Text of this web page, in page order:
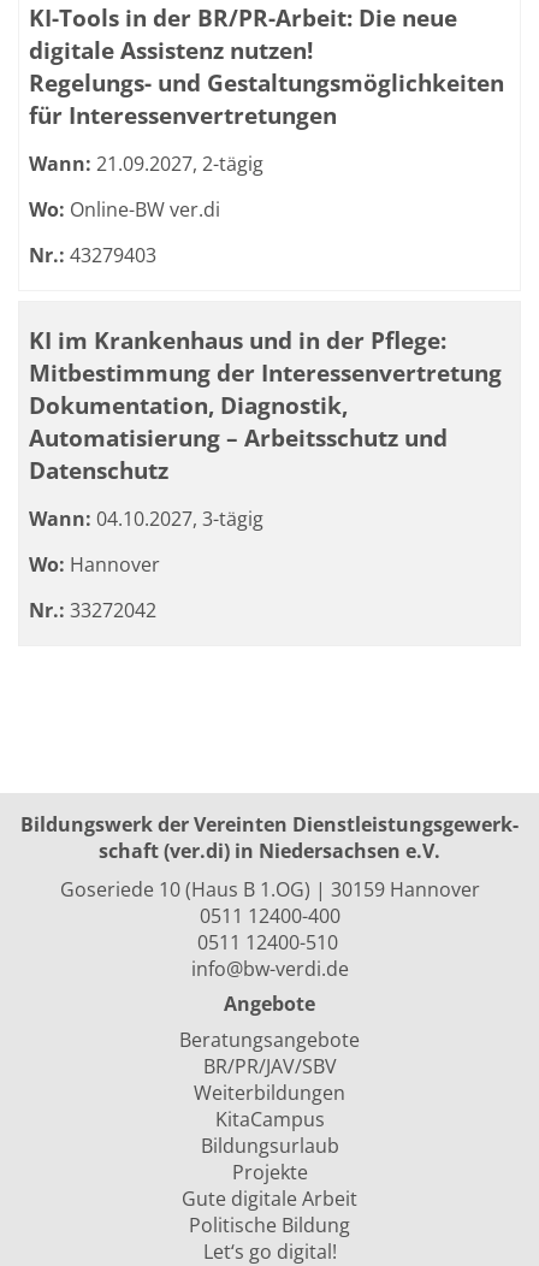
KI-Tools in der BR/PR-Arbeit: Die neue
digitale Assistenz nutzen!
Regelungs- und Gestaltungsmöglichkeiten
für Interessenvertretungen
Wann: 21.09.2027, 2-tägig
Wo: Online-BW ver.di
Nr.: 43279403
KI im Krankenhaus und in der Pflege:
Mitbestimmung der Interessenvertretung
Dokumentation, Diagnostik,
Automatisierung – Arbeitsschutz und
Datenschutz
Wann: 04.10.2027, 3-tägig
Wo: Hannover
Nr.: 33272042
Bildungswerk der Vereinten Dienst­leis­tungs­ge­werk­
schaft (ver.di) in Niedersachsen e.V.
Goseriede 10 (Haus B 1.OG) | 30159 Hannover
0511 12400-400
0511 12400-510
info@bw-verdi.de
Angebote
Beratungsangebote
BR/PR/JAV/SBV
Weiterbildungen
KitaCampus
Bildungsurlaub
Projekte
Gute digitale Arbeit
Politische Bildung
Let‘s go digital!